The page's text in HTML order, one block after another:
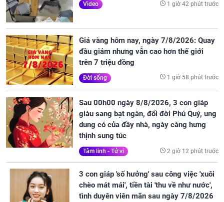
Video 1 giờ 42 phút trước
Giá vàng hôm nay, ngày 7/8/2026: Quay
đầu giảm nhưng vẫn cao hơn thế giới
trên 7 triệu đồng
Đời sống 1 giờ 58 phút trước
Sau 00h00 ngày 8/8/2026, 3 con giáp
giàu sang bạt ngàn, đổi đời Phú Quý, ung
dung có của đầy nhà, ngày càng hưng
thịnh sung túc
Tâm linh - Tử vi 2 giờ 12 phút trước
3 con giáp 'số hưởng' sau công việc 'xuôi
chèo mát mái', tiền tài 'thu về như nước',
tình duyên viên mãn sau ngày 7/8/2026